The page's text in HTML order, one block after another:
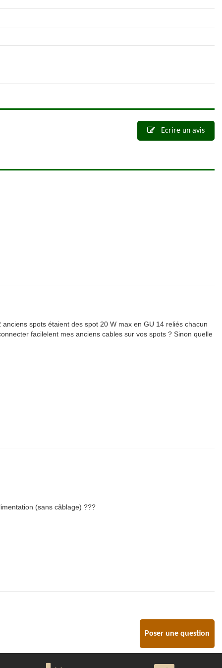
Ecrire un avis
spots étaient des spot 20 W max en GU 14 reliés chacun
facilelent mes anciens cables sur vos spots ? Sinon quelle
(sans câblage) ???
Poser une question